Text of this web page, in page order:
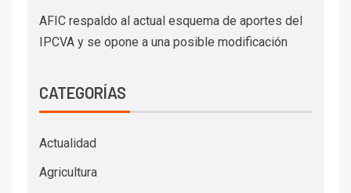
AFIC respaldo al actual esquema de aportes del
IPCVA y se opone a una posible modificación
CATEGORÍAS
Actualidad
Agricultura